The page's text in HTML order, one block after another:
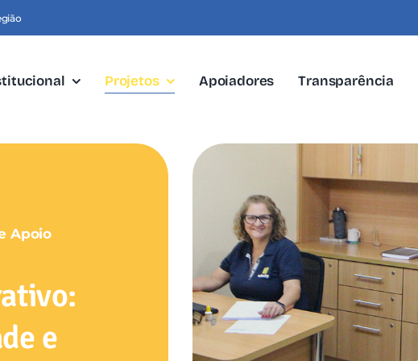
Projetos Apoiadores Transparência
Apoio
e